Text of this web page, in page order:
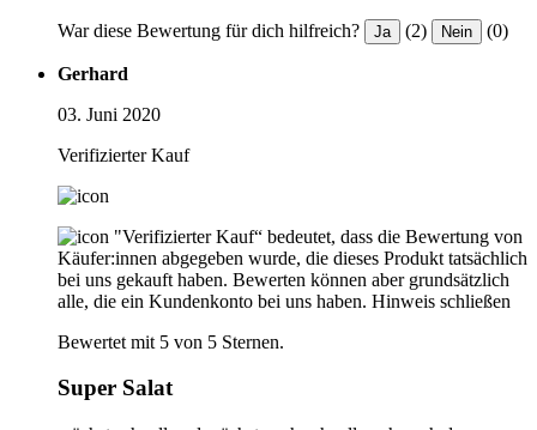
War diese Bewertung für dich hilfreich? Ja (2) Nein (0)
Gerhard
03. Juni 2020
Verifizierter Kauf
"Verifizierter Kauf“ bedeutet, dass die Bewertung von
Käufer:innen abgegeben wurde, die dieses Produkt tatsächlich
bei uns gekauft haben. Bewerten können aber grundsätzlich
alle, die ein Kundenkonto bei uns haben. Hinweis schließen
Bewertet mit 5 von 5 Sternen.
Super Salat